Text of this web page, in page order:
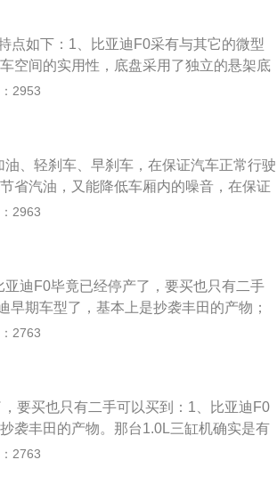
用车习惯有一定的关系的，以上均值上
点如下：1、比亚迪F0采有与其它的微型
空间的实用性，底盘采用了独立的悬架底
；2、F0充分利用麦弗逊独立悬架结构简
米，轴距2340毫米，悬架响应速度和回
驾驶员的舒适性。
2953
、轻刹车、早刹车，在保证汽车正常行驶
省汽油，又能降低车厢内的噪音，在保证
节省油量，因为在同一驾驶区段，刹车距
的前提下供比较好的经济性，不要太早或
会增加燃油消耗，车速可控制在70～90公
找到更好的平衡，油耗增加太快，速度太
使用空调也可以降低油耗，在春秋两季
开窗户通风，而不必打开空调，或只使用
窗通风，因为此时空气阻力很大，开窗空
2963
迪F0毕竟已经停产了，要买也只有二手
期车型了，基本上是抄袭丰田的产物；
速箱方面，手动挡款的卖的比较好。另有A
也不好要求这个要求那个；因为不现实。
们还能要求什么呢；比亚迪F0已经做的很
着动力够用的发动机，有着夏天冷气够足
求。
2763
要买也只有二手可以买到：1、比亚迪F0
袭丰田的产物。那台1.0L三缸机确实是有
的比较好。另有AMT款序列变速箱可选；
2763